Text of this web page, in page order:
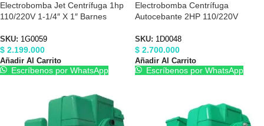
Electrobomba Jet Centrífuga 1hp
110/220V 1-1/4″ X 1″ Barnes
SKU: 1G0059
$ 2.199.000
Añadir Al Carrito
Escríbenos por WhatsApp
Electrobomba Centrífuga
Autocebante 2HP 110/220V
SKU: 1D0048
$ 2.700.000
Añadir Al Carrito
Escríbenos por WhatsApp